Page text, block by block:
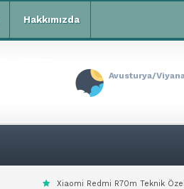
Hakkımızda
Avusturya/
Redmi R70m Teknik Özellikleri